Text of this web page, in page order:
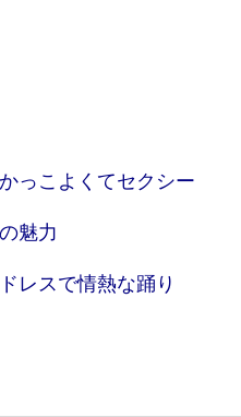
っこよくてセクシー
魅力
レスで情熱な踊り